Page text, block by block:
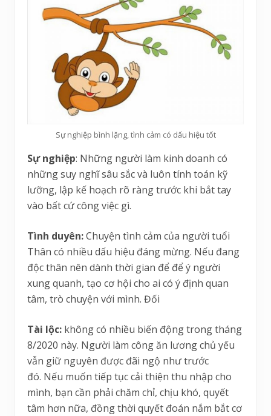
Sự nghiệp bình lặng, tình cảm có dấu hiệu tốt
Sự nghiệp: Những người làm kinh doanh có
những suy nghĩ sâu sắc và luôn tính toán kỹ
lưỡng, lập kế hoạch rõ ràng trước khi bắt tay
vào bất cứ công việc gì.
Tình duyên:Chuyện tình cảm của người tuổi
Thân có nhiều dấu hiệu đáng mừng. Nếu đang
độc thân nên dành thời gian để để ý người
xung quanh, tạo cơ hội cho ai có ý định quan
tâm, trò chuyện với mình. Đối
Tài lộc: không có nhiều biến động trong tháng
8/2020 này. Người làm công ăn lương chủ yếu
vẫn giữ nguyên được đãi ngộ như trước
đó. Nếu muốn tiếp tục cải thiện thu nhập cho
mình, bạn cần phải chăm chỉ, chịu khó, quyết
tâm hơn nữa, đồng thời quyết đoán nắm bắt cơ